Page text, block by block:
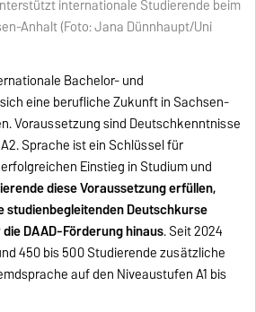
internationale Studierende beim
Anhalt (Foto: Jana Dünnhaupt/Uni
Bachelor- und
eine berufliche Zukunft in Sachsen-
Voraussetzung sind Deutschkenntnisse
Sprache ist ein Schlüssel für
Einstieg in Studium und
diese Voraussetzung erfüllen,
studienbegleitenden Deutschkurse
DAAD-Förderung hinaus. Seit 2024
450 bis 500 Studierende zusätzliche
auf den Niveaustufen A1 bis